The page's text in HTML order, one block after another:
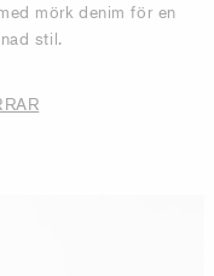
mörk denim för en
stil.